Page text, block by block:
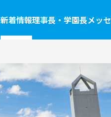
新着情報理事長・学園長メッ